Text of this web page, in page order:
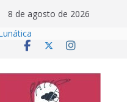
8 de agosto de 2026
Pero, hasta entonces…
broma infinita’ de recomendar
lecturas veraniegas
Otra del Mundial